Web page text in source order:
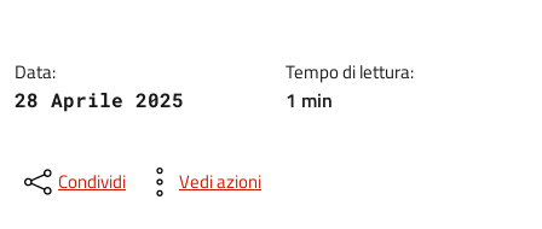
Data:
28 Aprile 2025
Tempo di lettura:
1 min
Condividi Vedi azioni